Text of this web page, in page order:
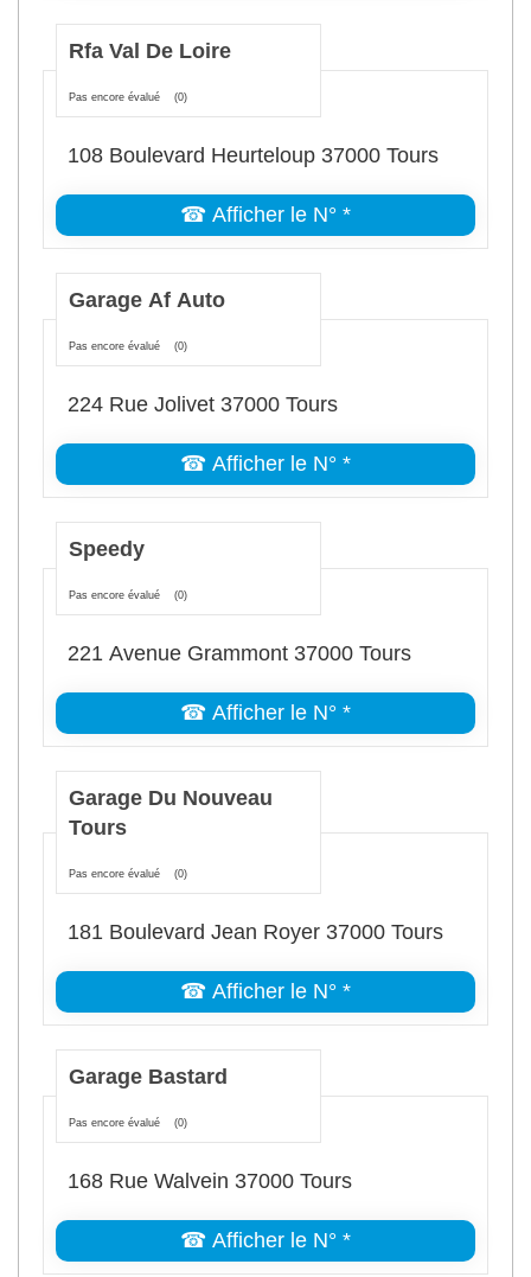
Rfa Val De Loire
Pas encore évalué (0)
108 Boulevard Heurteloup 37000 Tours
☎ Afficher le N° *
Garage Af Auto
Pas encore évalué (0)
224 Rue Jolivet 37000 Tours
☎ Afficher le N° *
Speedy
Pas encore évalué (0)
221 Avenue Grammont 37000 Tours
☎ Afficher le N° *
Garage Du Nouveau
Tours
Pas encore évalué (0)
181 Boulevard Jean Royer 37000 Tours
☎ Afficher le N° *
Garage Bastard
Pas encore évalué (0)
168 Rue Walvein 37000 Tours
☎ Afficher le N° *